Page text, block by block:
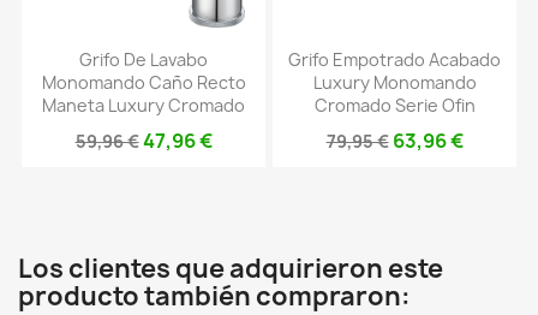
Grifo De Lavabo
Monomando Caño Recto
Maneta Luxury Cromado
59,96 €47,96 €
Grifo Empotrado Acabado
Luxury Monomando
Cromado Serie Ofin
79,95 € 63,96 €
Los clientes que adquirieron este
producto también compraron: